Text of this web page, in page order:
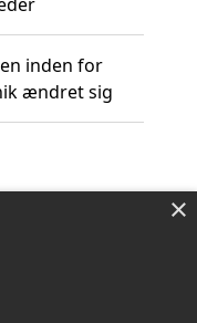
inden for
ændret sig
×